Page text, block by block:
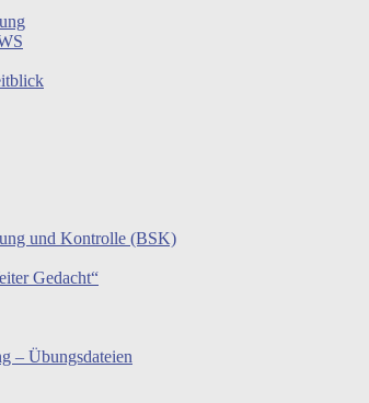
und Kontrolle (BSK)
Gedacht“
– Übungsdateien